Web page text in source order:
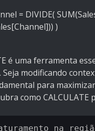
= DIVIDE(
)
é uma ferramenta
Seja modificando
para
como
na